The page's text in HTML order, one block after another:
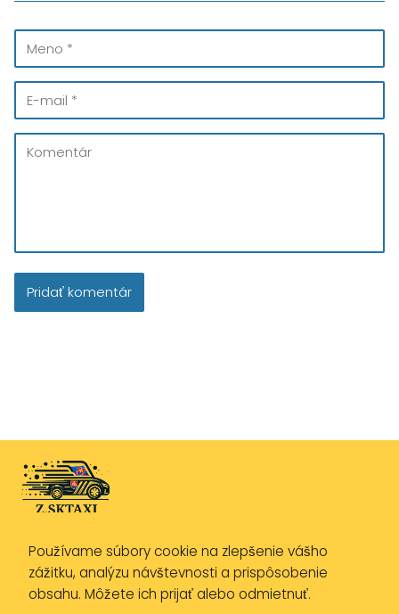
Zásady ochrany osobných údajov
Zásady používania cookies
Používame súbory cookie na zlepšenie vášho
zážitku, analýzu návštevnosti a prispôsobenie
obsahu. Môžete ich prijať alebo odmietnuť.